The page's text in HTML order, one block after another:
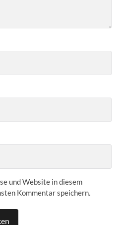
und Website in diesem
Kommentar speichern.